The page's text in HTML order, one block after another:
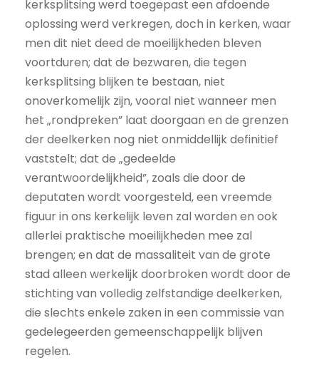
kerksplitsing werd toegepast een afdoende
oplossing werd verkregen, doch in kerken, waar
men dit niet deed de moeilijkheden bleven
voortduren; dat de bezwaren, die tegen
kerksplitsing blijken te bestaan, niet
onoverkomelijk zijn, vooral niet wanneer men
het „rondpreken” laat doorgaan en de grenzen
der deelkerken nog niet onmiddellijk definitief
vaststelt; dat de „gedeelde
verantwoordelijkheid”, zoals die door de
deputaten wordt voorgesteld, een vreemde
figuur in ons kerkelijk leven zal worden en ook
allerlei praktische moeilijkheden mee zal
brengen; en dat de massaliteit van de grote
stad alleen werkelijk doorbroken wordt door de
stichting van volledig zelfstandige deelkerken,
die slechts enkele zaken in een commissie van
gedelegeerden gemeenschappelijk blijven
regelen.